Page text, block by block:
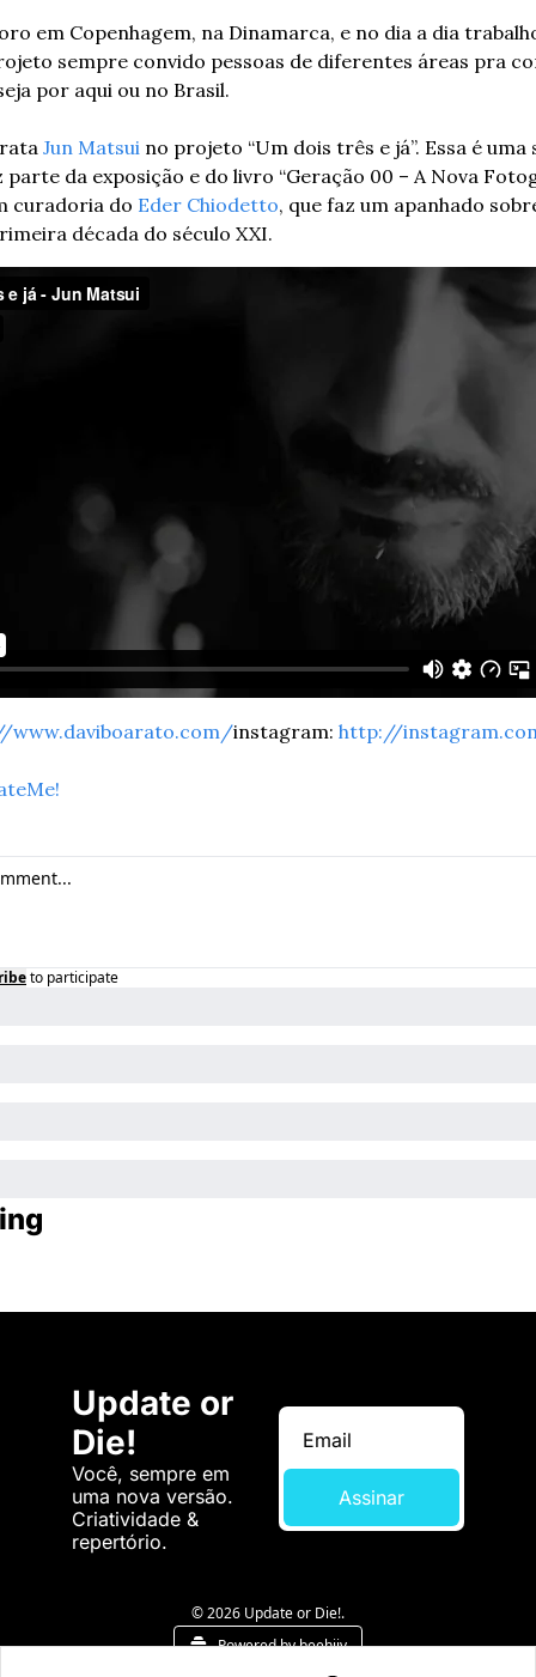
em Copenhagem, na Dinamarca, e no dia a dia
sempre convido pessoas de diferentes áreas pra
por aqui ou no Brasil.
Jun Matsui no projeto “Um dois três e já”. Essa é uma
parte da exposição e do livro “Geração 00 – A Nova
curadoria do Eder Chiodetto, que faz um apanhado
década do século XXI.
www.daviboarato.com/instagram: http://
to participate
Update or
Die!
Você, sempre em
uma nova versão.
Criatividade &
repertório.
Assinar
© 2026 Update or Die!.
Powered by beehiiv